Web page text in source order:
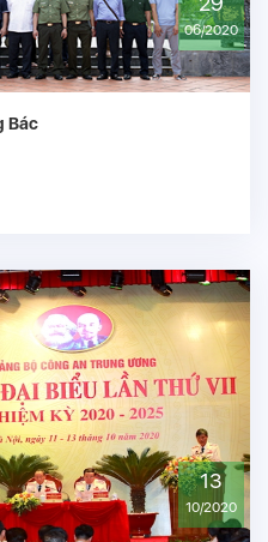
06/2020
Bác
Từ Liêm, TP Hà